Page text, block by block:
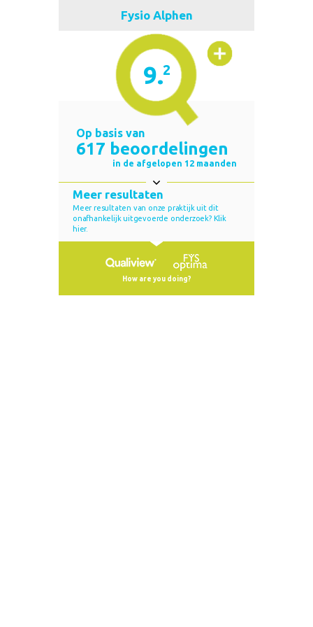
Fysio Alphen
9.2
Op basis van
617 beoordelingen
in de afgelopen 12 maanden
Meer resultaten
Meer resultaten van onze praktijk uit dit
onafhankelijk uitgevoerde onderzoek? Klik
hier.
How are you doing?